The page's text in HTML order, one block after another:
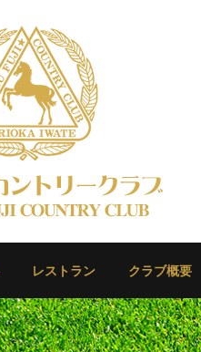
レストラン クラブ概要